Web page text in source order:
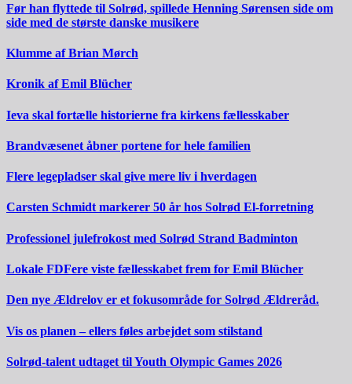
Før han flyttede til Solrød, spillede Henning Sørensen side om
side med de største danske musikere
Klumme af Brian Mørch
Kronik af Emil Blücher
Ieva skal fortælle historierne fra kirkens fællesskaber
Brandvæsenet åbner portene for hele familien
Flere legepladser skal give mere liv i hverdagen
Carsten Schmidt markerer 50 år hos Solrød El-forretning
Professionel julefrokost med Solrød Strand Badminton
Lokale FDFere viste fællesskabet frem for Emil Blücher
Den nye Ældrelov er et fokusområde for Solrød Ældreråd.
Vis os planen – ellers føles arbejdet som stilstand
Solrød-talent udtaget til Youth Olympic Games 2026